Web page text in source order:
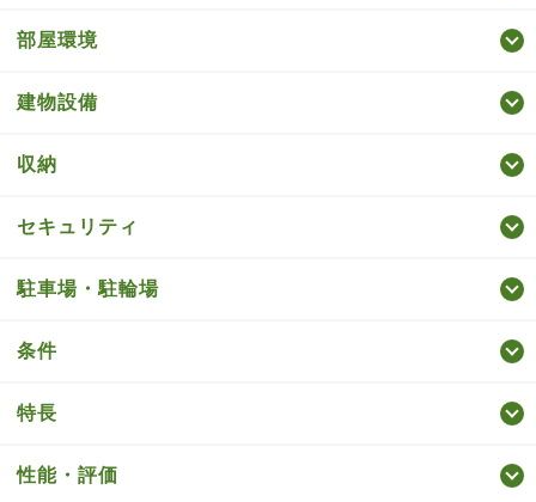
部屋環境
建物設備
収納
セキュリティ
駐車場・駐輪場
条件
特長
性能・評価